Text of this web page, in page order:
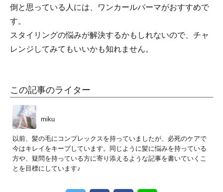
倒と思っている人には、ワンカールパーマがおすすめで
す。
スタイリングの悩みが解決するかもしれないので、チャ
レンジしてみてもいいかも知れません。
この記事のライター
miku
以前、髪の毛にコンプレックスを持っていましたが、必死のケアで
今はキレイをキープしています。同じように髪に悩みを持っている
方や、疑問を持っている方に寄り添えるような記事を書いていくこ
とを目標にしています♪